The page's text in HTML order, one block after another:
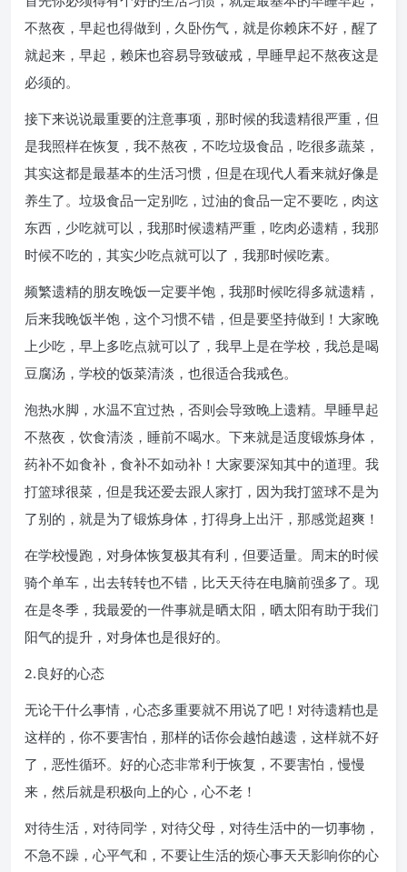
不熬夜，早起也得做到，久卧伤气，就是你赖床不好，醒了
就起来，早起，赖床也容易导致破戒，早睡早起不熬夜这是
必须的。
接下来说说最重要的注意事项，那时候的我遗精很严重，但
是我照样在恢复，我不熬夜，不吃垃圾食品，吃很多蔬菜，
其实这都是最基本的生活习惯，但是在现代人看来就好像是
养生了。垃圾食品一定别吃，过油的食品一定不要吃，肉这
东西，少吃就可以，我那时候遗精严重，吃肉必遗精，我那
时候不吃的，其实少吃点就可以了，我那时候吃素。
频繁遗精的朋友晚饭一定要半饱，我那时候吃得多就遗精，
后来我晚饭半饱，这个习惯不错，但是要坚持做到！大家晚
上少吃，早上多吃点就可以了，我早上是在学校，我总是喝
豆腐汤，学校的饭菜清淡，也很适合我戒色。
泡热水脚，水温不宜过热，否则会导致晚上遗精。早睡早起
不熬夜，饮食清淡，睡前不喝水。下来就是适度锻炼身体，
药补不如食补，食补不如动补！大家要深知其中的道理。我
打篮球很菜，但是我还爱去跟人家打，因为我打篮球不是为
了别的，就是为了锻炼身体，打得身上出汗，那感觉超爽！
在学校慢跑，对身体恢复极其有利，但要适量。周末的时候
骑个单车，出去转转也不错，比天天待在电脑前强多了。现
在是冬季，我最爱的一件事就是晒太阳，晒太阳有助于我们
阳气的提升，对身体也是很好的。
2.良好的心态
无论干什么事情，心态多重要就不用说了吧！对待遗精也是
这样的，你不要害怕，那样的话你会越怕越遗，这样就不好
了，恶性循环。好的心态非常利于恢复，不要害怕，慢慢
来，然后就是积极向上的心，心不老！
对待生活，对待同学，对待父母，对待生活中的一切事物，
不急不躁，心平气和，不要让生活的烦心事天天影响你的心